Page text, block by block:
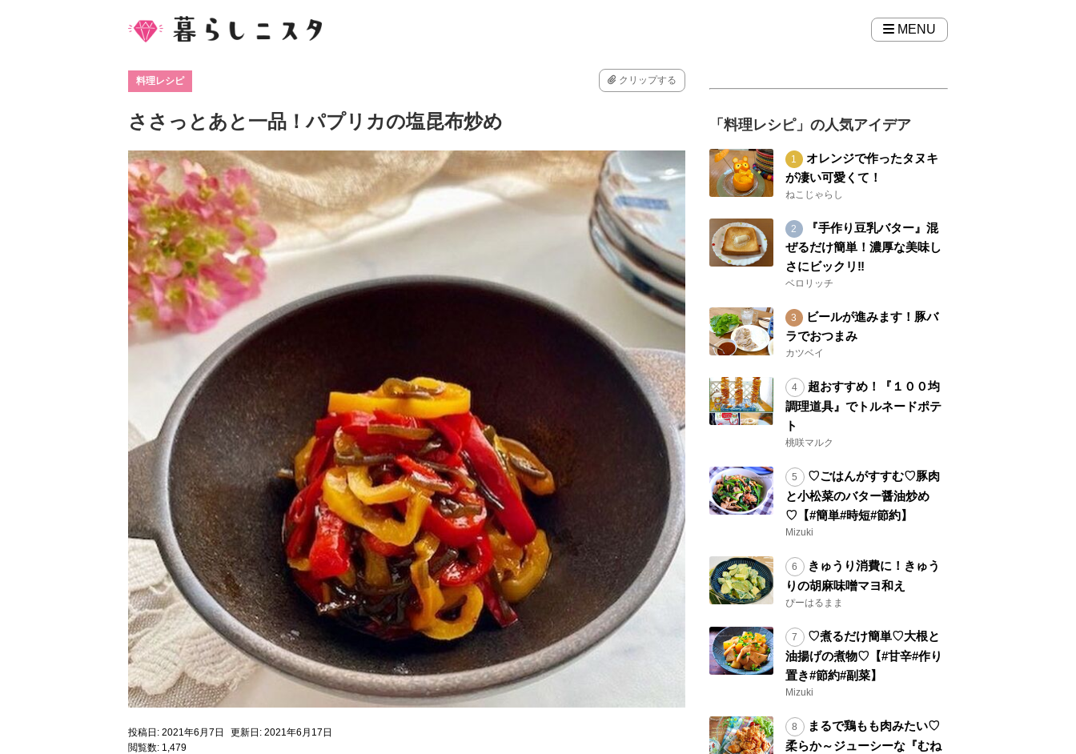
MENU
料理レシピ クリップする
ささっとあと一品！パプリカの塩昆布炒め
投稿日: 2021年6月7日
更新日: 2021年6月17日
閲覧数: 1,479
「料理レシピ」の人気アイデア
オレンジで作ったタヌキ
が凄い可愛くて！
ねこじゃらし
『手作り豆乳バター』混
ぜるだけ簡単！濃厚な美味し
さにビックリ‼︎
ベロリッチ
ビールが進みます！豚バ
ラでおつまみ
カツベイ
超おすすめ！『１００均
調理道具』でトルネードポテ
ト
桃咲マルク
♡ごはんがすすむ♡豚肉
と小松菜のバター醤油炒め
♡【#簡単#時短#節約】
Mizuki
きゅうり消費に！きゅう
りの胡麻味噌マヨ和え
ぴーはるまま
♡煮るだけ簡単♡大根と
油揚げの煮物♡【#甘辛#作り
置き#節約#副菜】
Mizuki
まるで鶏もも肉みたい♡
柔らか～ジューシーな『むね